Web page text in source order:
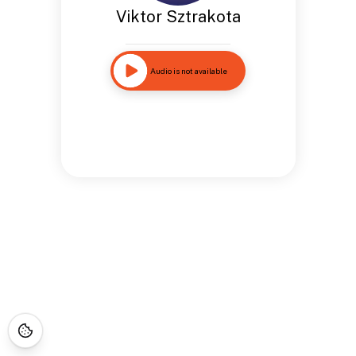
Viktor Sztrakota
Audio is not available